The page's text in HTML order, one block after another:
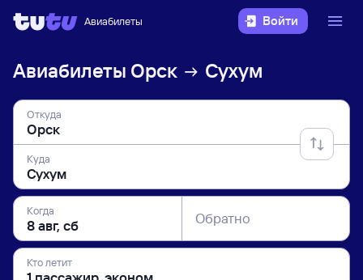
Авиабилеты Войти
Авиабилеты Орск Сухум
Откуда
Куда
Когда Обратно
Кто летит